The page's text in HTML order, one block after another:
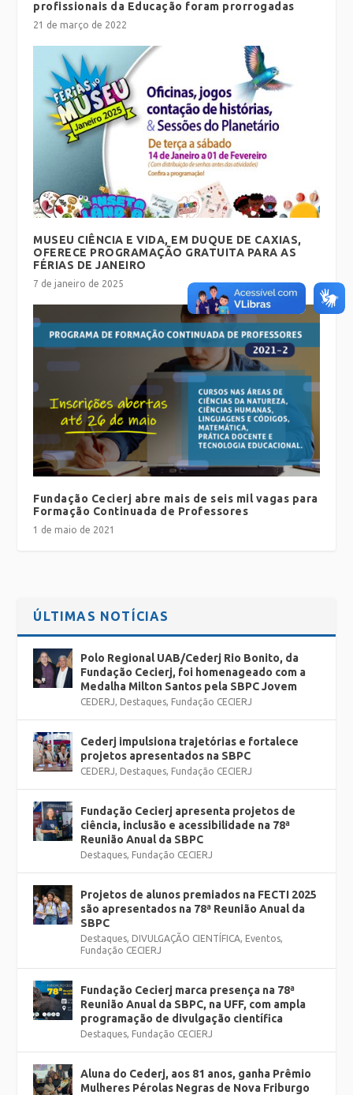
profissionais da Educação foram prorrogadas
21 de março de 2022
MUSEU CIÊNCIA E VIDA, EM DUQUE DE CAXIAS,
OFERECE PROGRAMAÇÃO GRATUITA PARA AS
FÉRIAS DE JANEIRO
7 de janeiro de 2025
Fundação Cecierj abre mais de seis mil vagas para
Formação Continuada de Professores
1 de maio de 2021
ÚLTIMAS NOTÍCIAS
Polo Regional UAB/Cederj Rio Bonito, da
Fundação Cecierj, foi homenageado com a
Medalha Milton Santos pela SBPC Jovem
CEDERJ, Destaques, Fundação CECIERJ
Cederj impulsiona trajetórias e fortalece
projetos apresentados na SBPC
CEDERJ, Destaques, Fundação CECIERJ
Fundação Cecierj apresenta projetos de
ciência, inclusão e acessibilidade na 78ª
Reunião Anual da SBPC
Destaques, Fundação CECIERJ
Projetos de alunos premiados na FECTI 2025
são apresentados na 78ª Reunião Anual da
SBPC
Destaques, DIVULGAÇÃO CIENTÍFICA, Eventos,
Fundação CECIERJ
Fundação Cecierj marca presença na 78ª
Reunião Anual da SBPC, na UFF, com ampla
programação de divulgação científica
Destaques, Fundação CECIERJ
Aluna do Cederj, aos 81 anos, ganha Prêmio
Mulheres Pérolas Negras de Nova Friburgo